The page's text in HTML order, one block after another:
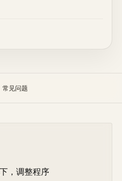
常见问题
，调整程序